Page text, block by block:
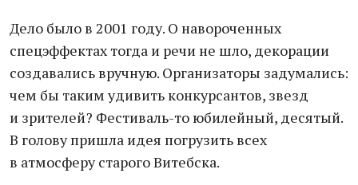
Дело было в 2001 году. О навороченных
спецэффектах тогда и речи не шло, декорации
создавались вручную. Организаторы задумались:
чем бы таким удивить конкурсантов, звезд
и зрителей? Фестиваль-то юбилейный, десятый.
В голову пришла идея погрузить всех
в атмосферу старого Витебска.